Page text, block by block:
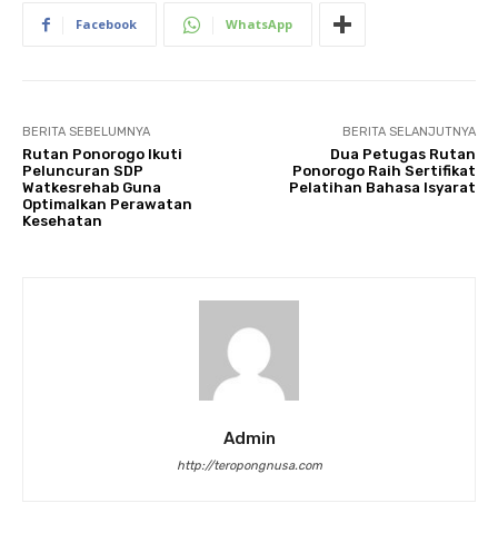
Facebook WhatsApp
BERITA SEBELUMNYA
Rutan Ponorogo Ikuti
Peluncuran SDP
Watkesrehab Guna
Optimalkan Perawatan
Kesehatan
BERITA SELANJUTNYA
Dua Petugas Rutan
Ponorogo Raih Sertifikat
Pelatihan Bahasa Isyarat
Admin
http://teropongnusa.com